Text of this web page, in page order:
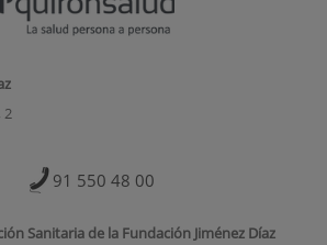
2
91 550 48 00
Sanitaria de la Fundación Jiménez Díaz